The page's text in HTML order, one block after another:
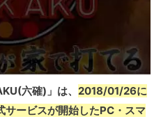
六確)」は、 2018/01/26に
ービスが開始したPC・スマ